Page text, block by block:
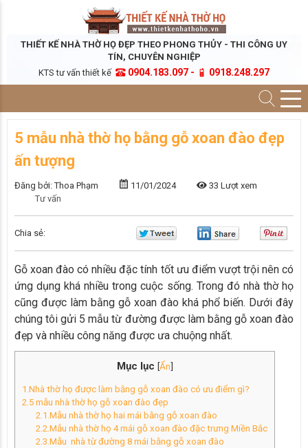
THIẾT KẾ NHÀ THỜ HỌ ĐẸP THEO PHONG THỦY - THI CÔNG UY
TÍN, CHUYÊN NGHIỆP
KTS tư vấn thiết kế
0904.183.097 - 0918.248.297
5 mẫu nhà thờ họ bằng gỗ xoan đào đẹp
ấn tượng
Đăng bởi: Thoa Phạm 11/01/2024
33 Lượt xem
Tư vấn
Chia sẻ:
Gỗ xoan đào có nhiều đặc tính tốt ưu điểm vượt trội nên có
ứng dụng khá nhiều trong cuộc sống. Trong đó nhà thờ họ
cũng được làm bằng gỗ xoan đào khá phổ biến. Dưới đây
chúng tôi gửi 5 mẫu từ đường được làm bằng gỗ xoan đào
đẹp và nhiều công năng được ưa chuộng nhất.
Mục lục [Ẩn]
1.Nhà thờ họ được làm bằng gỗ xoan đào có ưu điểm gì?
2.5 mẫu nhà thờ họ gỗ xoan đào đẹp
2.1.Mẫu nhà thờ họ hai mái bằng gỗ xoan đào
2.2.Mẫu nhà thờ họ 4 mái gỗ xoan đào đặc trưng Miền Bắc
2.3.Mẫu nhà từ đường 8 mái bằng gỗ xoan đào